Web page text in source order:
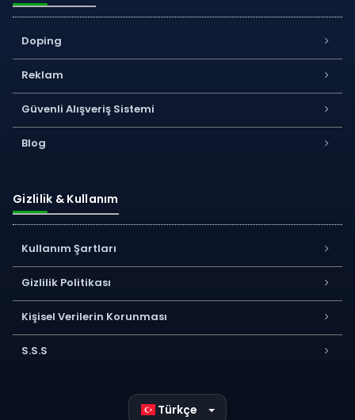
Doping
Reklam
Güvenli Alışveriş Sistemi
Blog
Gizlilik & Kullanım
Kullanım Şartları
Gizlilik Politikası
Kişisel Verilerin Korunması
S.S.S
Türkçe